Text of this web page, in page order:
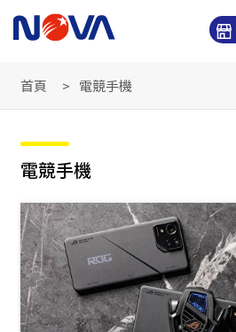
首頁 電競手機
電競手機